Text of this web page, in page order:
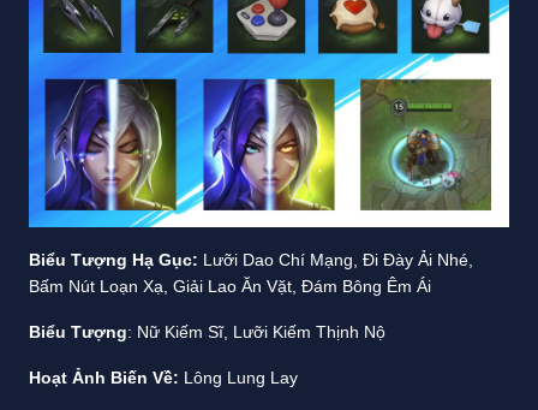
Biểu Tượng Hạ Gục: Lưỡi Dao Chí Mạng, Đi Đày Ải Nhé,
Bấm Nút Loạn Xạ, Giải Lao Ăn Vặt, Đám Bông Êm Ái
Biểu Tượng: Nữ Kiếm Sĩ, Lưỡi Kiếm Thịnh Nộ
Hoạt Ảnh Biến Về: Lông Lung Lay